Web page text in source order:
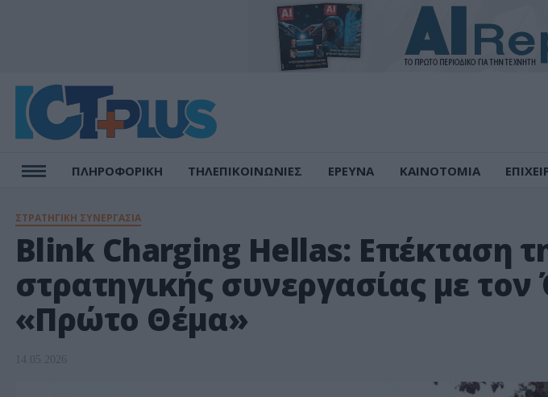
ΠΛΗΡΟΦΟΡΙΚΗ ΤΗΛΕΠΙΚΟΙΝΩΝΙΕΣ ΕΡΕΥΝΑ ΚΑΙΝΟΤΟΜΙΑ
ΣΤΡΑΤΗΓΙΚΗ ΣΥΝΕΡΓΑΣΙΑ
Blink Charging Hellas: Επέκταση
στρατηγικής συνεργασίας με τον
«Πρώτο Θέμα»
14.05.2026